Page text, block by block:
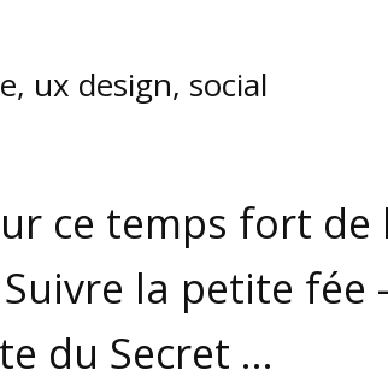
ux design, social
ce temps fort de
la petite fée
du Secret …